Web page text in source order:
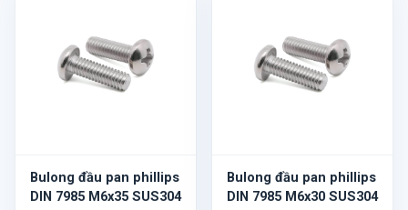
Bulong đầu pan phillips
DIN 7985 M6x35 SUS304
Bulong đầu pan phillips
DIN 7985 M6x30 SUS304